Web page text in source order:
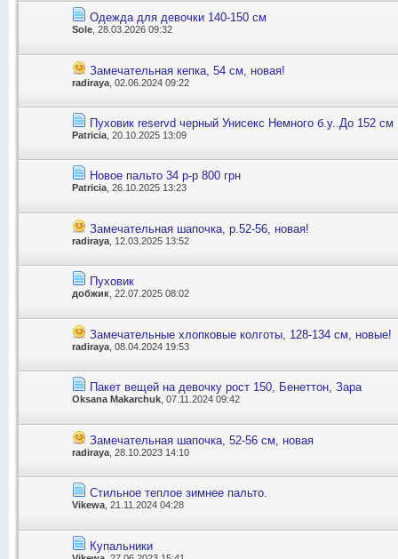
Одежда для девочки 140-150 см
Sole , 28.03.2026 09:32
Замечательная кепка, 54 см, новая!
radiraya , 02.06.2024 09:22
Пуховик reservd черный Унисекс Немного б.у..До 152 см
Patricia , 20.10.2025 13:09
Новое пальто 34 р-р 800 грн
Patricia, 26.10.2025 13:23
Замечательная шапочка, р.52-56, новая!
radiraya , 12.03.2025 13:52
Пуховик
добжик, 22.07.2025 08:02
Замечательные хлопковые колготы, 128-134 см, новые!
radiraya , 08.04.2024 19:53
Пакет вещей на девочку рост 150, Бенеттон, Зара
Oksana Makarchuk , 07.11.2024 09:42
Замечательная шапочка, 52-56 см, новая
radiraya , 28.10.2023 14:10
Стильное теплое зимнее пальто.
Vikewa , 21.11.2024 04:28
Купальники